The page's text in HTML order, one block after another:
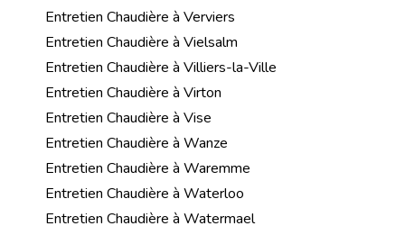
Entretien Chaudière à Verviers
Entretien Chaudière à Vielsalm
Entretien Chaudière à Villiers-la-Ville
Entretien Chaudière à Virton
Entretien Chaudière à Vise
Entretien Chaudière à Wanze
Entretien Chaudière à Waremme
Entretien Chaudière à Waterloo
Entretien Chaudière à Watermael